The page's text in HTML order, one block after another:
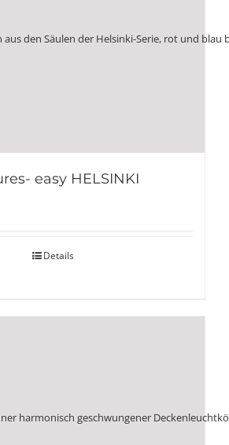
easy HELSINKI
Details